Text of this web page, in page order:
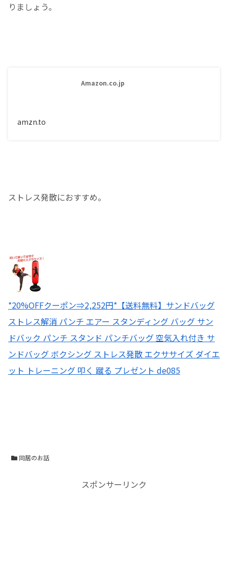
りましょう。
Amazon.co.jp
amzn.to
ストレス発散におすすめ。
*20%OFFクーポン⇒2,252円*【送料無料】サンドバッグ
ストレス解消 パンチ エアー スタンディング バッグ サン
ドバック パンチ スタンド パンチバッグ 空気入れ付き サ
ンドバッグ ボクシング ストレス発散 エクササイズ ダイエ
ット トレーニング 叩く 蹴る プレゼント de085
同居のお話
スポンサーリンク